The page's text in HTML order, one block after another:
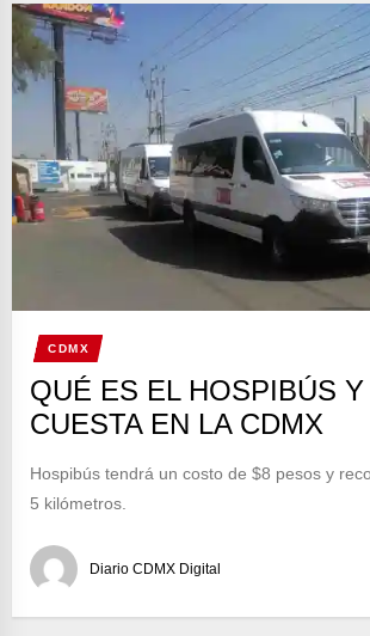
CDMX
QUÉ ES EL HOSPIBÚS
CUESTA EN LA CDMX
Hospibús tendrá un costo de $8 pesos y
5 kilómetros.
Diario CDMX Digital